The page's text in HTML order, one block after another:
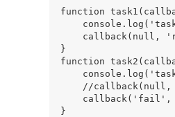
function
callback(null,
}
function
//callback(null,
callback('fail',
}